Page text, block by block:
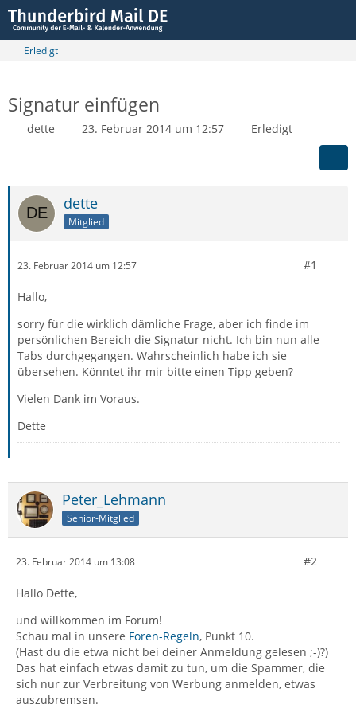
Erledigt
Signatur einfügen
dette 23. Februar 2014 um 12:57 Erledigt
dette
Mitglied
23. Februar 2014 um 12:57 #1
Hallo,
sorry für die wirklich dämliche Frage, aber ich finde im
persönlichen Bereich die Signatur nicht. Ich bin nun alle
Tabs durchgegangen. Wahrscheinlich habe ich sie
übersehen. Könntet ihr mir bitte einen Tipp geben?
Vielen Dank im Voraus.
Dette
Peter_Lehmann
Senior-Mitglied
23. Februar 2014 um 13:08 #2
Hallo Dette,
und willkommen im Forum!
Schau mal in unsere Foren-Regeln, Punkt 10.
(Hast du die etwa nicht bei deiner Anmeldung gelesen ;-)?)
Das hat einfach etwas damit zu tun, um die Spammer, die
sich nur zur Verbreitung von Werbung anmelden, etwas
auszubremsen.